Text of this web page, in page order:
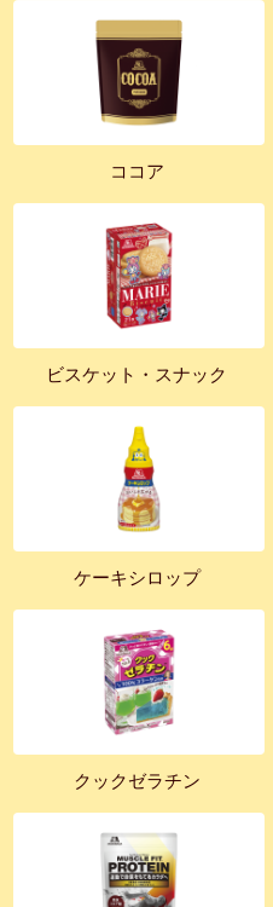
ココア
ビスケット・スナック
ケーキシロップ
クックゼラチン